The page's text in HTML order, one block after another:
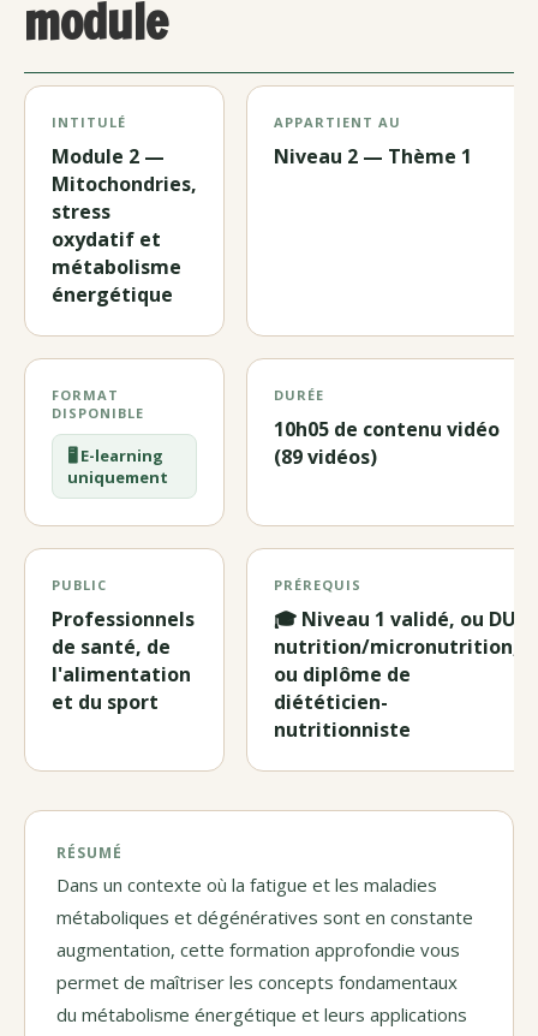
module
INTITULÉ
Module 2 —
Mitochondries,
stress
oxydatif et
métabolisme
énergétique
APPARTIENT AU
Niveau 2 — Thème 1
FORMAT
DISPONIBLE
🖥️ E-learning
uniquement
DURÉE
10h05 de contenu vidéo
(89 vidéos)
PUBLIC
Professionnels
de santé, de
l'alimentation
et du sport
PRÉREQUIS
🎓 Niveau 1 validé, ou DU
nutrition/micronutrition,
ou diplôme de
diététicien-
nutritionniste
RÉSUMÉ
Dans un contexte où la fatigue et les maladies
métaboliques et dégénératives sont en constante
augmentation, cette formation approfondie vous
permet de maîtriser les concepts fondamentaux
du métabolisme énergétique et leurs applications